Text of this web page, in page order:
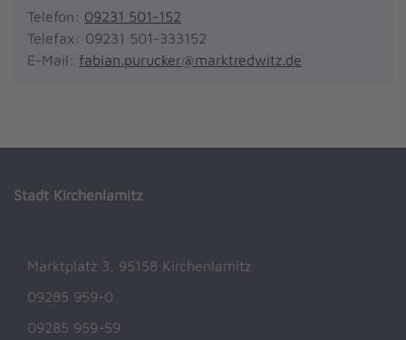
Telefon: 09231 501-152
Telefax: 09231 501-333152
E-Mail: fabian.purucker@marktredwitz.de
Stadt Kirchenlamitz
Marktplatz 3, 95158 Kirchenlamitz
09285 959-0
09285 959-59